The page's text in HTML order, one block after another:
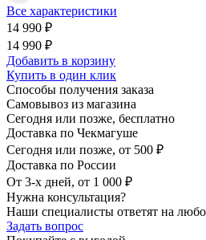
Все характеристики
14 990 ₽
14 990 ₽
Добавить в корзину
Купить в один клик
Способы получения заказа
Самовывоз из магазина
Сегодня или позже, бесплатно
Доставка по Чекмагуше
Сегодня или позже, от 500 ₽
Доставка по России
От 3-х дней, от 1 000 ₽
Нужна консультация?
Наши специалисты ответят на
Задать вопрос